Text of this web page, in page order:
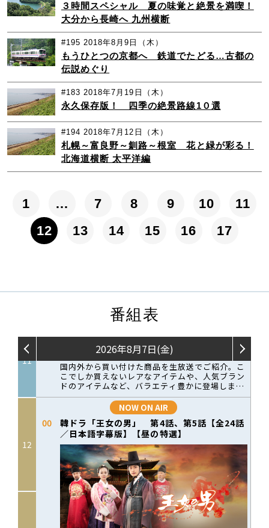
３時間スペシャル 夏の味覚と絶景を満喫！
大分から長崎へ 九州横断
#195 2018年8月9日（木）
もうひとつの京都へ 鉄道でたどる…古都の
伝説めぐり
#183 2018年7月19日（木）
永久保存版！ 四季の絶景路線1０選
#194 2018年7月12日（木）
札幌～富良野～釧路～根室 花と緑が彩る！
北海道横断 太平洋編
1 … 7 8 9 10
11
12
13 14 15 16 17
番組表